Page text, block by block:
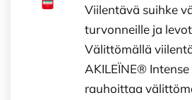
Viilentävä suihke
turvonneille ja
Välittömällä
AKILEÏNE®
rauhoittaa